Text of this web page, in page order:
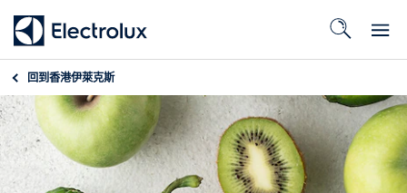
回到香港伊萊克斯